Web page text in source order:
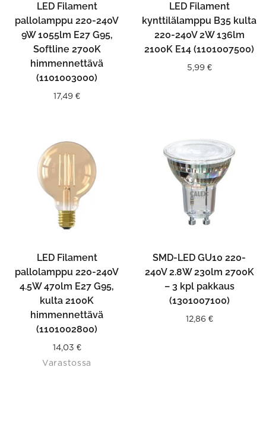
LED Filament
pallolamppu 220-240V
9W 1055lm E27 G95,
Softline 2700K
himmennettävä
(1101003000)
17,49 €
LED Filament
kynttilälamppu B35 kulta
220-240V 2W 136lm
2100K E14 (1101007500)
5,99 €
LED Filament
pallolamppu 220-240V
4.5W 470lm E27 G95,
kulta 2100K
himmennettävä
(1101002800)
14,03 €
Varastossa
SMD-LED GU10 220-
240V 2.8W 230lm 2700K
– 3 kpl pakkaus
(1301007100)
12,86 €